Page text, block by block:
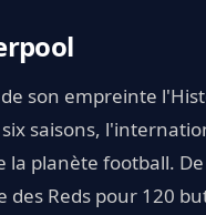
son empreinte
saisons,
planète football.
Reds pour 120